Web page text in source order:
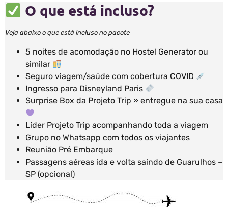
O que está incluso?
Veja abaixo o que está incluso no pacote
5 noites de acomodação no Hostel Generator ou
similar
Seguro viagem/saúde com cobertura COVID
Ingresso para Disneyland Paris
Surprise Box da Projeto Trip » entregue na sua casa
Líder Projeto Trip acompanhando toda a viagem
Grupo no Whatsapp com todos os viajantes
Reunião Pré Embarque
Passagens aéreas ida e volta saindo de Guarulhos –
SP (opcional)